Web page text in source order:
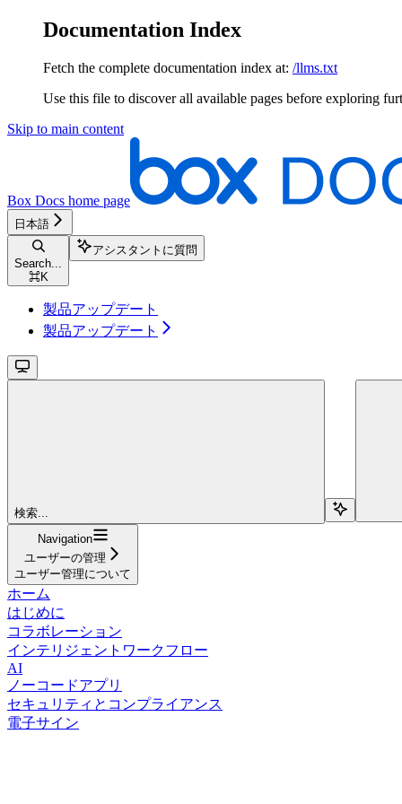
Documentation Index
Fetch the complete documentation index at: /llms.txt
Use this file to discover all available pages before exploring
Skip to main content
Box Docs home page
日本語
Search...
⌘K
アシスタントに質問
製品アップデート
製品アップデート
検索...
Navigation
ユーザーの管理
ユーザー管理について
ホーム
はじめに
コラボレーション
インテリジェントワークフロー
AI
ノーコードアプリ
セキュリティとコンプライアンス
電子サイン